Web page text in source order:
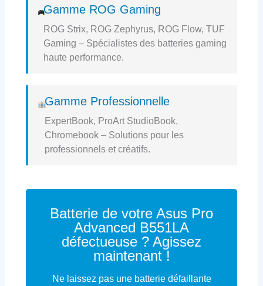
Gamme ROG Gaming
ROG Strix, ROG Zephyrus, ROG Flow, TUF
Gaming – Spécialistes des batteries gaming
haute performance.
Gamme Professionnelle
ExpertBook, ProArt StudioBook,
Chromebook – Solutions pour les
professionnels et créatifs.
Batterie de votre Asus Pro
Advanced B551LA
défectueuse ? Agissez
maintenant !
Ne laissez pas une batterie défaillante